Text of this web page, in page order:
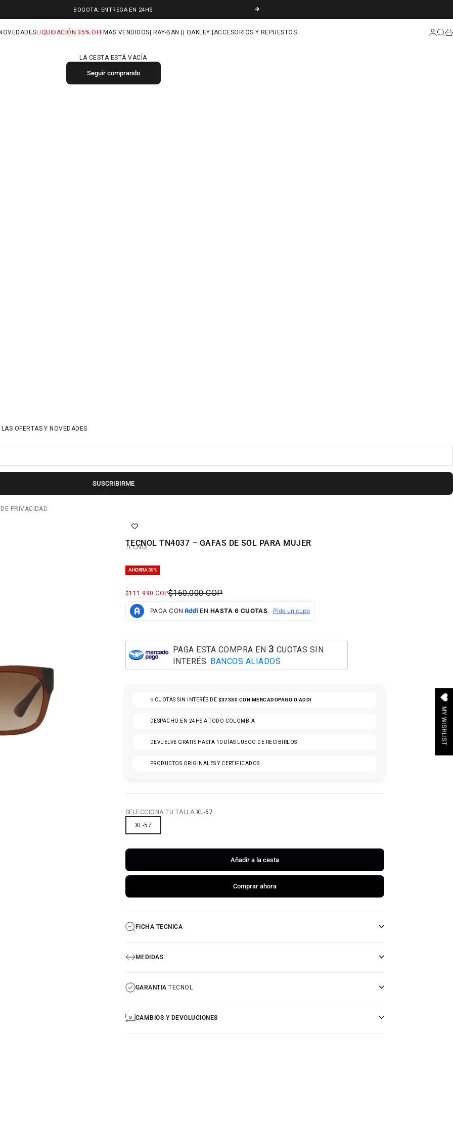
BOGOTA: ENTREGA EN 24HS
SIGUIENTE
NOVEDADES LIQUIDACIÓN 35% OFFMAS VENDIDOS | RAY-BAN | | OAKLEY | ACCESORIOS Y REPUESTOS INICIAR
LA CESTA ESTÁ VACÍA
Seguir comprando
OFERTAS Y NOVEDADES
SUSCRIBIRME
PRIVACIDAD.
9 1011 12
TECNOL TN4037 – GAFAS DE SOL PARA MUJER
TECNOL
AHORRA 30%
PRECIO DE OFERTA
$111.990 COPPRECIO NORMAL
$160.000 COP
PAGA ESTA COMPRA EN 3 CUOTAS SIN
INTERÉS. BANCOS ALIADOS
3 CUOTAS SIN INTERÉS DE $37330 CON MERCADOPAGO O ADDI
DESPACHO EN 24HS A TODO COLOMBIA
DEVUELVE GRATIS HASTA 10 DÍAS LUEGO DE RECIBIRLOS
PRODUCTOS ORIGINALES Y CERTIFICADOS
SELECCIONA TU TALLA:XL-57
XL-57
Añadir a la cesta
Comprar ahora
FICHA TECNICA
MEDIDAS
GARANTIA TECNOL
CAMBIOS Y DEVOLUCIONES
MY WISHLIST